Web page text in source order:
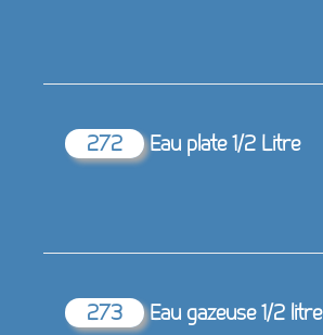
272
Eau plate 1/2 Litre
273
Eau gazeuse 1/2 litre